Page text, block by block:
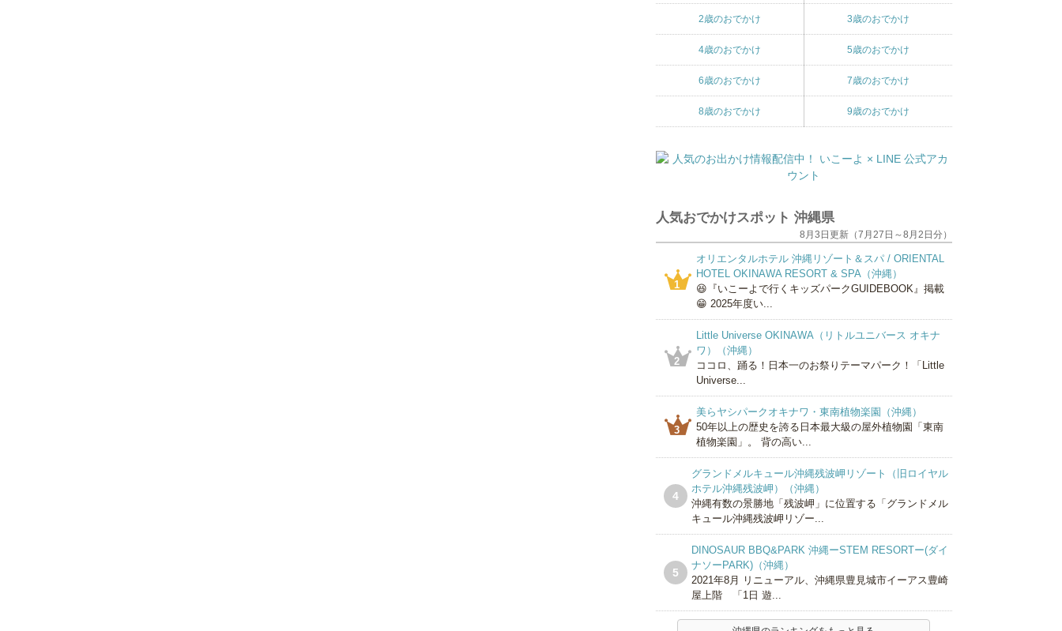
2歳のおでかけ 3歳のおでかけ
4歳のおでかけ 5歳のおでかけ
6歳のおでかけ 7歳のおでかけ
8歳のおでかけ 9歳のおでかけ
人気おでかけスポット 沖縄県
8月3日更新（7月27日～8月2日分）
1
オリエンタルホテル 沖縄リゾート＆スパ / ORIENTAL
HOTEL OKINAWA RESORT & SPA（沖縄）
😆『いこーよで行くキッズパークGUIDEBOOK』掲載
😁 2025年度い...
2
Little Universe OKINAWA（リトルユニバース オキナ
ワ）（沖縄）
ココロ、踊る！日本一のお祭りテーマパーク！「Little
Universe...
3
美らヤシパークオキナワ・東南植物楽園（沖縄）
50年以上の歴史を誇る日本最大級の屋外植物園「東南
植物楽園」。 背の高い...
4
グランドメルキュール沖縄残波岬リゾート（旧ロイヤル
ホテル沖縄残波岬）（沖縄）
沖縄有数の景勝地「残波岬」に位置する「グランドメル
キュール沖縄残波岬リゾー...
5
DINOSAUR BBQ&PARK 沖縄ーSTEM RESORTー(ダイ
ナソーPARK)（沖縄）
2021年8月 リニューアル、沖縄県豊見城市イーアス豊崎
屋上階 「1日 遊...